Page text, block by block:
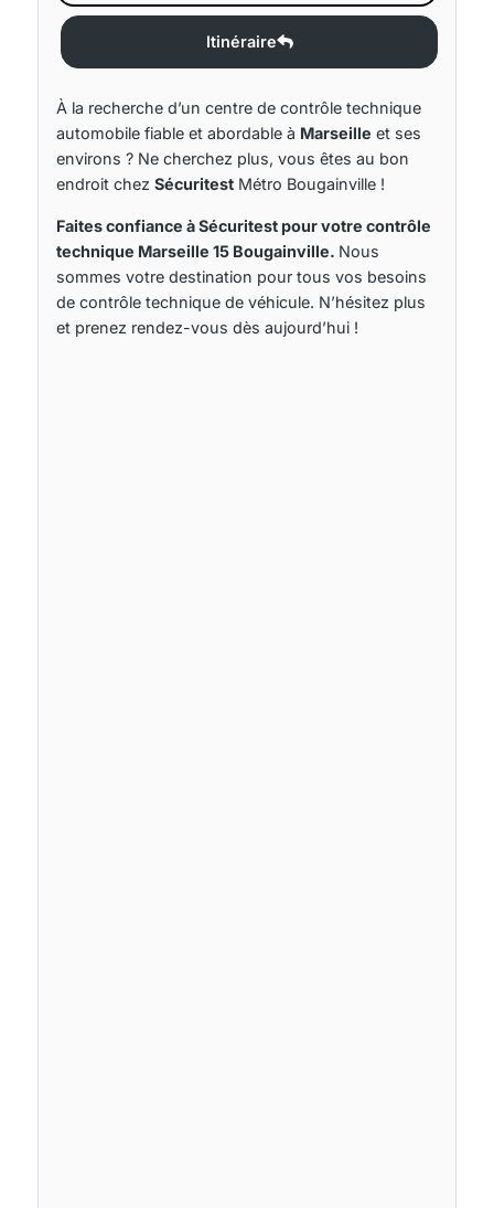
Itinéraire
À la recherche d’un centre de contrôle technique
automobile fiable et abordable à Marseille et ses
environs ? Ne cherchez plus, vous êtes au bon
endroit chez Sécuritest Métro Bougainville !
Faites confiance à Sécuritest pour votre contrôle
technique Marseille 15 Bougainville. Nous
sommes votre destination pour tous vos besoins
de contrôle technique de véhicule. N’hésitez plus
et prenez rendez-vous dès aujourd’hui !